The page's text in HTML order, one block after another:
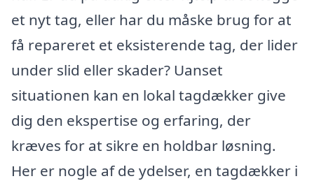
et nyt tag, eller har du måske brug for at
få repareret et eksisterende tag, der lider
under slid eller skader? Uanset
situationen kan en lokal tagdækker give
dig den ekspertise og erfaring, der
kræves for at sikre en holdbar løsning.
Her er nogle af de ydelser, en tagdækker i